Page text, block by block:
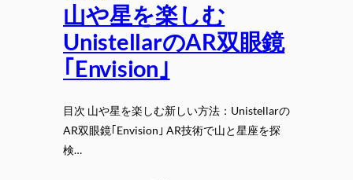
山や星を楽しむ
UnistellarのAR双眼鏡
｢Envision｣
目次 山や星を楽しむ新しい方法：Unistellarの
AR双眼鏡｢Envision｣ AR技術で山と星座を探
検…